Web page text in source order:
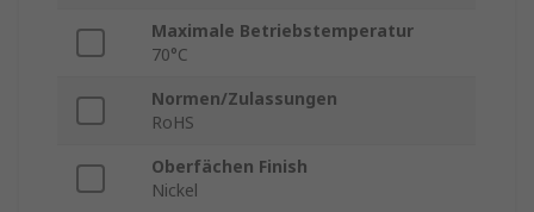
Maximale Betriebstemperatur
70°C
Normen/Zulassungen
RoHS
Oberfächen Finish
Nickel